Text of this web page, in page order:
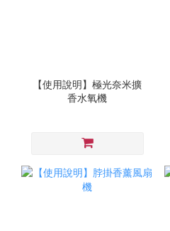
【使用說明】極光奈米擴
香水氧機